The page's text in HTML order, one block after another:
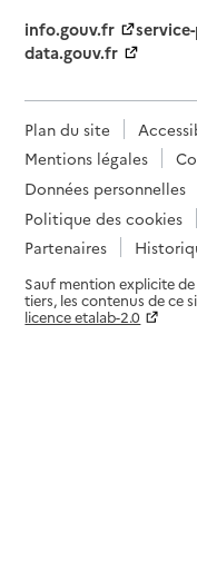
info.gouv.fr
data.gouv.fr
Plan du site
Mentions légales
Données personnelles
Politique des cookies
Partenaires
Sauf mention explicite
tiers, les contenus de ce
licence etalab-2.0